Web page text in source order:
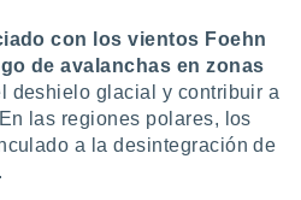
con los vientos Foehn
de avalanchas en zonas
deshielo glacial y contribuir a
las regiones polares, los
a la desintegración de